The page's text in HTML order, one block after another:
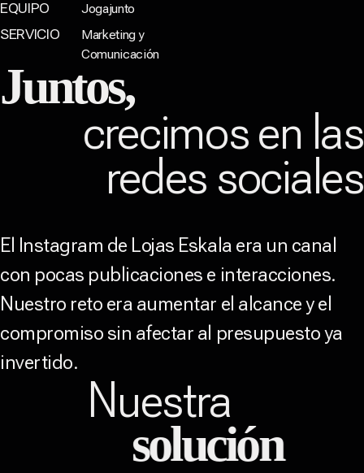
EQUIPO
Jogajunto
SERVICIO
Marketing y
Comunicación
Juntos,
crecimos en las
redes sociales
El Instagram de Lojas Eskala era un canal
con pocas publicaciones e interacciones.
Nuestro reto era aumentar el alcance y el
compromiso sin afectar al presupuesto ya
invertido.
Nuestra
solución